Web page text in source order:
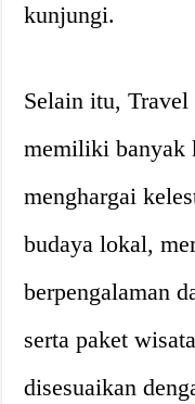
kunjungi.
Selain itu, Travel
memiliki banyak
menghargai
budaya lokal,
berpengalaman
serta paket
disesuaikan